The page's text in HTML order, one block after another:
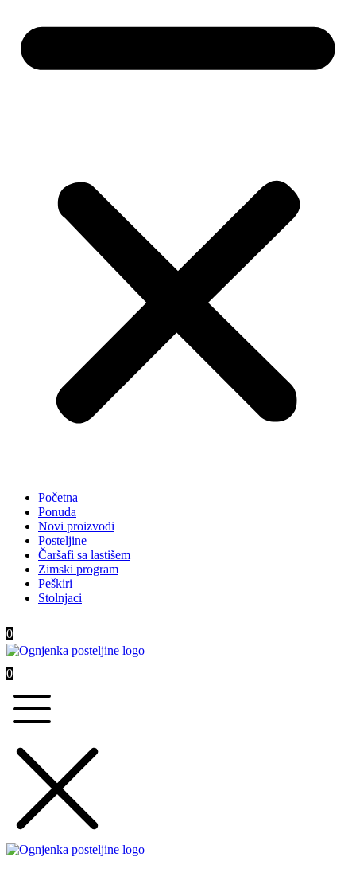
Početna
Ponuda
Novi proizvodi
Posteljine
Čaršafi sa lastišem
Zimski program
Peškiri
Stolnjaci
0
0